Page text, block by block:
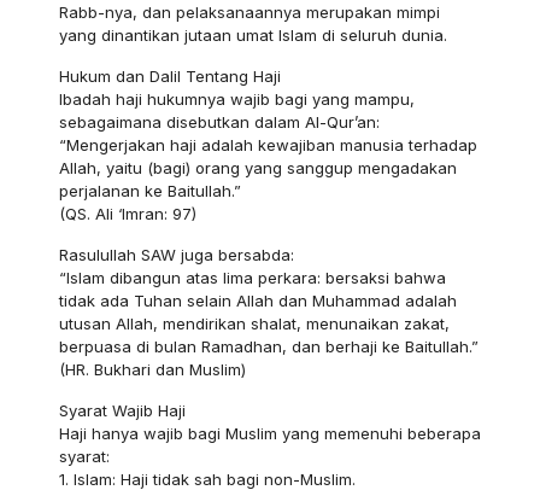
Rabb-nya, dan pelaksanaannya merupakan mimpi
yang dinantikan jutaan umat Islam di seluruh dunia.
Hukum dan Dalil Tentang Haji
Ibadah haji hukumnya wajib bagi yang mampu,
sebagaimana disebutkan dalam Al-Qur’an:
“Mengerjakan haji adalah kewajiban manusia terhadap
Allah, yaitu (bagi) orang yang sanggup mengadakan
perjalanan ke Baitullah.”
(QS. Ali ‘Imran: 97)
Rasulullah SAW juga bersabda:
“Islam dibangun atas lima perkara: bersaksi bahwa
tidak ada Tuhan selain Allah dan Muhammad adalah
utusan Allah, mendirikan shalat, menunaikan zakat,
berpuasa di bulan Ramadhan, dan berhaji ke Baitullah.”
(HR. Bukhari dan Muslim)
Syarat Wajib Haji
Haji hanya wajib bagi Muslim yang memenuhi beberapa
syarat:
1. Islam: Haji tidak sah bagi non-Muslim.